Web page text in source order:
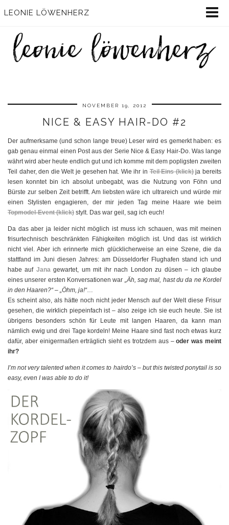
LEONIE LÖWENHERZ
NOVEMBER 19, 2012
NICE & EASY HAIR-DO #2
Der aufmerksame (und schon lange treue) Leser wird es gemerkt haben: es
gab genau einmal einen Post aus der Serie Nice & Easy Hair-Do. Was lange
währt wird aber heute endlich gut und ich komme mit dem popligsten zweiten
Teil daher, den die Welt je gesehen hat. Wie ihr inTeil Eins (klick)ja bereits
lesen konntet bin ich absolut unbegabt, was die Nutzung von Föhn und
Bürste zur selben Zeit betrifft. Am liebsten wäre ich ultrareich und würde mir
einen Stylisten engagieren, der mir jeden Tag meine Haare wie beim
Topmodel-Event (klick) stylt. Das war geil, sag ich euch!
Da das aber ja leider nicht möglich ist muss ich schauen, was mit meinen
frisurtechnisch beschränkten Fähigkeiten möglich ist. Und das ist wirklich
nicht viel. Aber ich erinnerte mich glücklicherweise an eine Szene, die da
stattfand im Juni diesen Jahres: am Düsseldorfer Flughafen stand ich und
habe auf Janagewartet, um mit ihr nach London zu düsen – ich glaube
eines unserer ersten Konversationen war „Äh, sag mal, hast du da ne Kordel
in den Haaren?“– „Öhm, ja!“…
Es scheint also, als hätte noch nicht jeder Mensch auf der Welt diese Frisur
gesehen, die wirklich piepeinfach ist – also zeige ich sie euch heute. Sie ist
übrigens besonders schön für Leute mit langen Haaren, da kann man
nämlich ewig und drei Tage kordeln! Meine Haare sind fast noch etwas kurz
dafür, aber einigermaßen erträglich sieht es trotzdem aus –oder was meint
ihr?
I’m not very talented when it comes to hairdo’s – but this twisted ponytail is so
easy, even I was able to do it!